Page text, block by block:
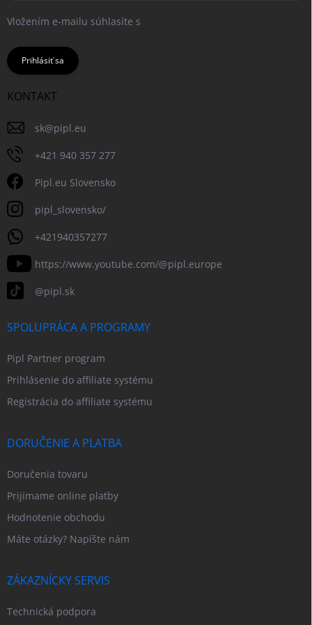
Vložením e-mailu súhlasíte s
Prihlásiť sa
KONTAKT
sk@pipl.eu
+421 940 357 277
Pipl.eu Slovensko
pipl_slovensko/
+421940357277
https://www.youtube.com/@pipl.europe
@pipl.sk
SPOLUPRÁCA A PROGRAMY
Pipl Partner program
Prihlásenie do affiliate systému
Registrácia do affiliate systému
DORUČENIE A PLATBA
Doručenia tovaru
Prijímame online platby
Hodnotenie obchodu
Máte otázky? Napíšte nám
ZÁKAZNÍCKY SERVIS
Technická podpora